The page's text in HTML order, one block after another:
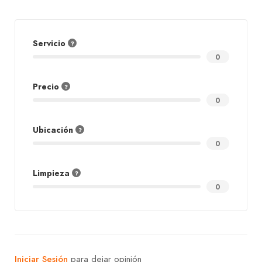
Servicio
0
Precio
0
Ubicación
0
Limpieza
0
Iniciar Sesión para dejar opinión